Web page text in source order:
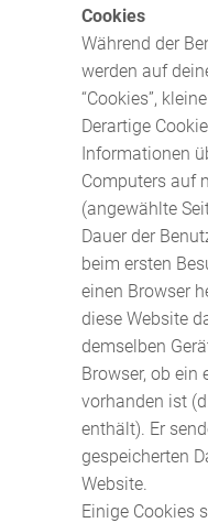
Cookies
Während der
werden auf
“Cookies”,
Derartige
Informationen
Computers auf
(angewählte
Dauer der
beim ersten
einen Browser
diese Website
demselben
Browser, ob ein
vorhanden ist
enthält). Er
gespeicherten
Website.
Einige Cookies